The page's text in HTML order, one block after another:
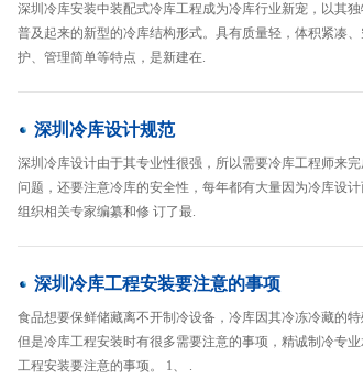
深圳冷库安装中装配式冷库工程成为冷库行业新宠，以其
普及起来的新型的冷库结构形式。具有质量轻，体积紧凑
护、管理简单等特点，是新建在.
深圳冷库设计规范
深圳冷库设计由于其专业性很强，所以需要冷库工程师来
问题，还要注意冷库的安全性，每年都有大量因为冷库设
组织相关专家编纂和修 订了最.
深圳冷库工程安装要注意的事项
食品想要保鲜储藏离不开制冷设备，冷库因其冷冻冷藏的
但是冷库工程安装时有很多需要注意的事项，精诚制冷专
工程安装要注意的事项。 1、 .